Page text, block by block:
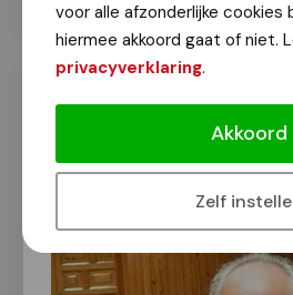
voor alle afzonderlijke cookies
hiermee akkoord gaat of niet.
privacyverklaring.
Akkoord
Zelf
Lezing over het
klankvoorbeelden
Van onze redactie